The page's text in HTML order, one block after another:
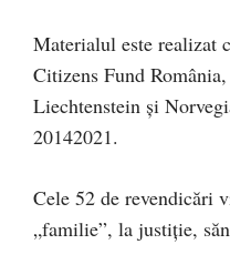
Materialul este realizat
Citizens Fund
Liechtenstein și
20142021.
Cele 52 de revendicări
„familie”, la justiție,